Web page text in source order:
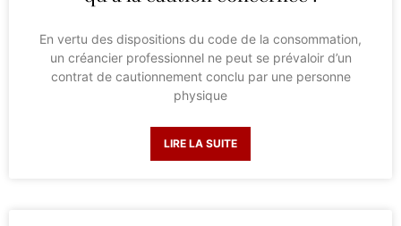
En vertu des dispositions du code de la consommation,
un créancier professionnel ne peut se prévaloir d’un
contrat de cautionnement conclu par une personne
physique
LIRE LA SUITE